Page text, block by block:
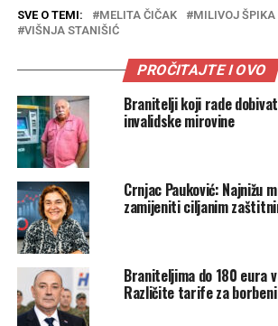
SVE O TEMI: MELITA ČIČAK MILIVOJ ŠPIKA
VIŠNJA STANIŠIĆ
PROČITAJTE I OVO
Branitelji koji rade
invalidske mirovine
Crnjac Pauković: Najnižu
zamijeniti ciljanim
Braniteljima do 180 eura
Različite tarife za